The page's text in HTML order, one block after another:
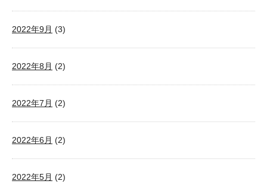
2022年9月 (3)
2022年8月 (2)
2022年7月 (2)
2022年6月 (2)
2022年5月 (2)